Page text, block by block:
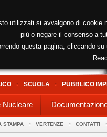
SCUOLA PUBBLICO
Nucleare
STAMPA VERTENZE CONTATTI
utilizzati si avvalgono di
più o negare il consenso a
questa pagina, cliccando